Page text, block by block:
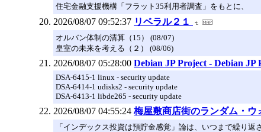
住宅金融支援機構「フラット35利用者調査」をもとに、
2026/08/07 09:52:37 リベラル２１
オルバン体制の清算（15） (08/07)
皇室の未来を考える（２） (08/06)
2026/08/07 05:28:00 Debian JP Project - Debian JP
DSA-6415-1 linux - security update
DSA-6414-1 udisks2 - security update
DSA-6413-1 libde265 - security update
2026/08/07 04:55:24 梅屋敷商店街のランダム・ウ
「インデックス投資は預貯金感覚」論は、いつまで繰り返